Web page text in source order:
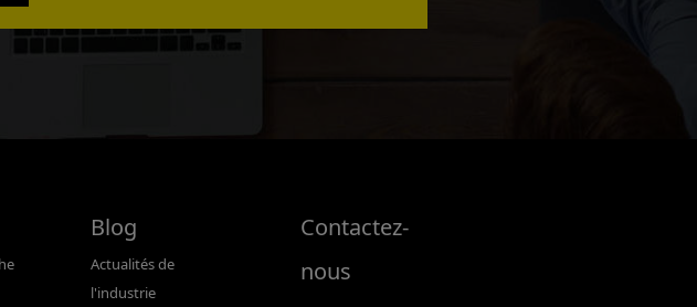
Blog
Actualités de
l'industrie
Contactez-
nous